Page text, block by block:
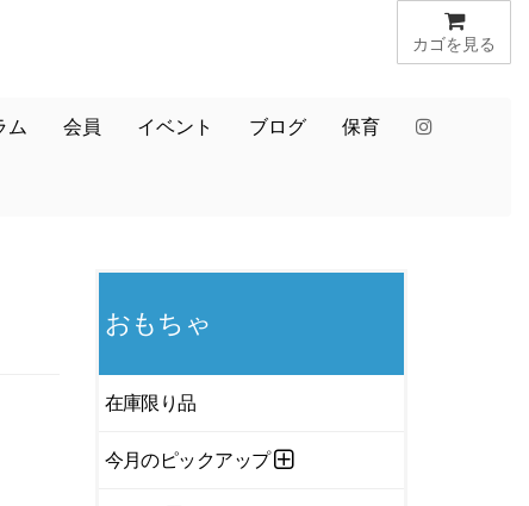
カゴを見る
ム 会員 イベント ブログ 保育
おもちゃ
在庫限り品
今月のピックアップ